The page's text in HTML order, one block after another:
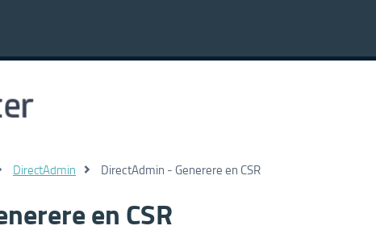
DirectAdmin DirectAdmin - Generere en CSR
en CSR